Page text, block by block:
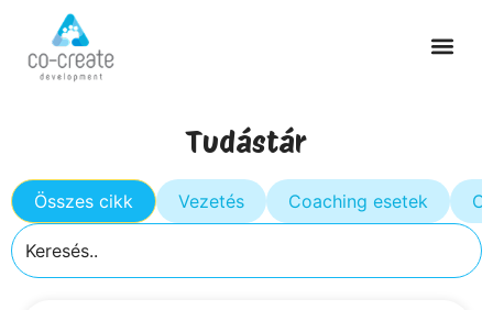
Tudástár
Összes cikk Vezetés Coaching esetek